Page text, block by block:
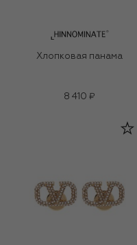
Хлопковая панама
8 410 ₽